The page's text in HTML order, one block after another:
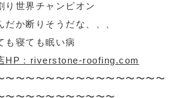
世界チャンピオン
か断りそうだな、、、
も寝ても眠い病
HP：riverstone-roofing.com
〜〜〜〜〜〜〜〜〜〜〜〜〜〜〜〜